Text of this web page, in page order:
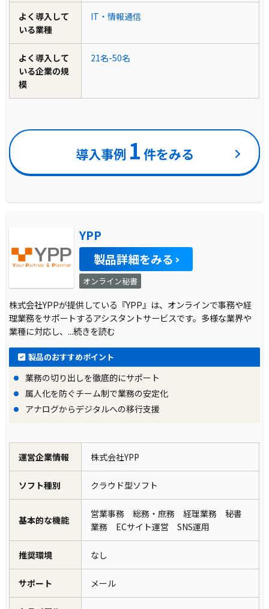
よく導入して
いる業種
IT・情報通信
よく導入して
いる企業の規
模
21名-50名
導入事例 1 件をみる
YPP
製品詳細をみる
オンライン秘書
株式会社YPPが提供している『YPP』は、オンラインで事務や経
理業務をサポートするアシスタントサービスです。多様な業界や
業種に対応し、...続きを読む
製品のおすすめポイント
業務の切り出しを徹底的にサポート
属人化を防ぐチーム制で業務の安定化
アナログからデジタルへの移行支援
運営企業情報 株式会社YPP
ソフト種別 クラウド型ソフト
基本的な機能
営業事務 総務・庶務 経理業務 秘書
業務 ECサイト運営 SNS運用
推奨環境 なし
サポート メール